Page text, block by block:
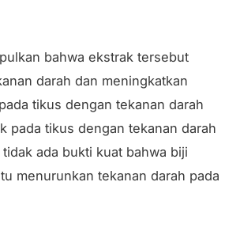
bahwa ekstrak tersebut
darah dan meningkatkan
tikus dengan tekanan darah
pada tikus dengan tekanan darah
ada bukti kuat bahwa biji
menurunkan tekanan darah pada